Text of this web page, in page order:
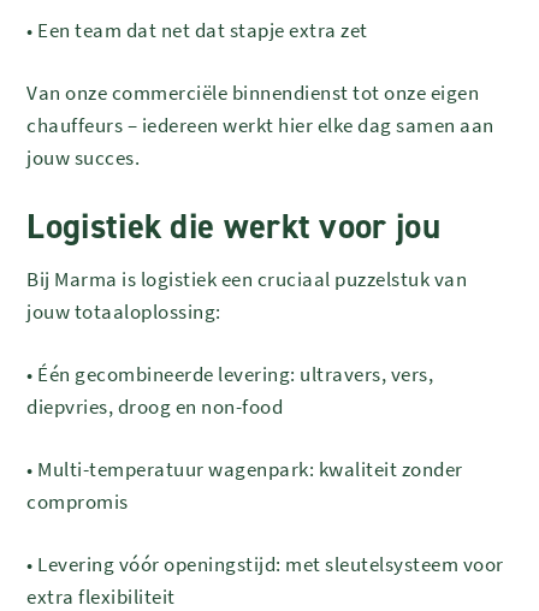
• Een team dat net dat stapje extra zet
Van onze commerciële binnendienst tot onze eigen
chauffeurs – iedereen werkt hier elke dag samen aan
jouw succes.
Logistiek die werkt voor jou
Bij Marma is logistiek een cruciaal puzzelstuk van
jouw totaaloplossing:
• Één gecombineerde levering: ultravers, vers,
diepvries, droog en non-food
• Multi-temperatuur wagenpark: kwaliteit zonder
compromis
• Levering vóór openingstijd: met sleutelsysteem voor
extra flexibiliteit